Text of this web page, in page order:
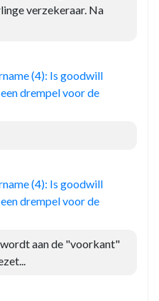
verzekeraar. Na
(4): Is goodwill
drempel voor de
(4): Is goodwill
drempel voor de
aan de "voorkant"